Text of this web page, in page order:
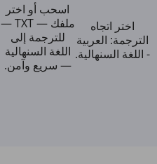
اختر اتجاه
الترجمة: العربية
- اللغة السنهالية.
اسحب أو اختر
ملفك — TXT —
للترجمة إلى
اللغة السنهالية
— سريع وآمن.